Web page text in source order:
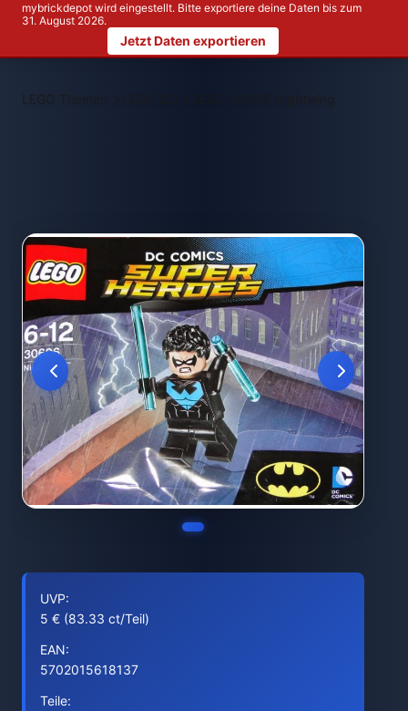
mybrickdepot wird eingestellt. Bitte exportiere deine Daten bis zum
31. August 2026.
Jetzt Daten exportieren
LEGO Themen > LEGO 30606 Nightwing
UVP:
5 € (83.33 ct/Teil)
EAN:
5702015618137
Teile: